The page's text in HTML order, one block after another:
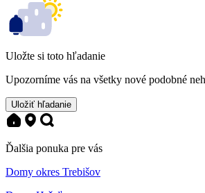
Uložte si toto hľadanie
Upozorníme vás na všetky nové podobné
Uložiť hľadanie
Ďalšia ponuka pre vás
Domy okres Trebišov